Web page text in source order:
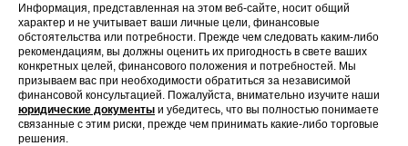
Информация, представленная на этом веб-сайте, носит общий
характер и не учитывает ваши личные цели, финансовые
обстоятельства или потребности. Прежде чем следовать каким-либо
рекомендациям, вы должны оценить их пригодность в свете ваших
конкретных целей, финансового положения и потребностей. Мы
призываем вас при необходимости обратиться за независимой
финансовой консультацией. Пожалуйста, внимательно изучите наши
юридические документы и убедитесь, что вы полностью понимаете
связанные с этим риски, прежде чем принимать какие-либо торговые
решения.